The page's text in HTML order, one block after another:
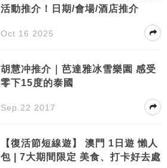
活動推介！日期/會場/酒店推介
Oct 16 2025
胡慧冲推介｜芭達雅冰雪樂園 感受
零下15度的泰國
Sep 22 2017
【復活節短線遊】 澳門 1日遊 懶人
包 | 7大期間限定 美食、打卡好去處